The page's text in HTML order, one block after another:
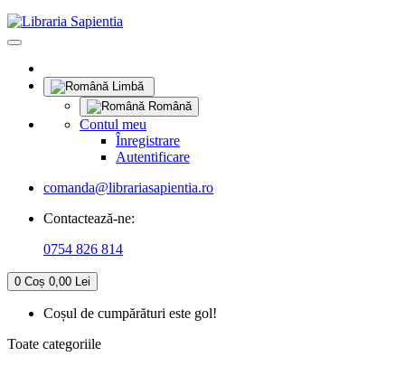
Limbă
Română
Contul meu
Înregistrare
Autentificare
comanda@librariasapientia.ro
Contactează-ne:
0754 826 814
0 Coș 0,00 Lei
Coșul de cumpărături este gol!
Toate categoriile